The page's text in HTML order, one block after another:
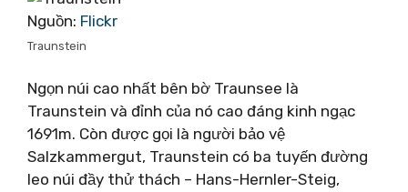
Nguồn: Flickr
Traunstein
Ngọn núi cao nhất bên bờ Traunsee là
Traunstein và đỉnh của nó cao đáng kinh ngạc
1691m. Còn được gọi là người bảo vệ
Salzkammergut, Traunstein có ba tuyến đường
leo núi đầy thử thách – Hans-Hernler-Steig,